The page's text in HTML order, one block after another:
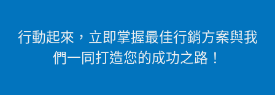
行動起來，立即掌握最佳行銷方案與我
們一同打造您的成功之路！